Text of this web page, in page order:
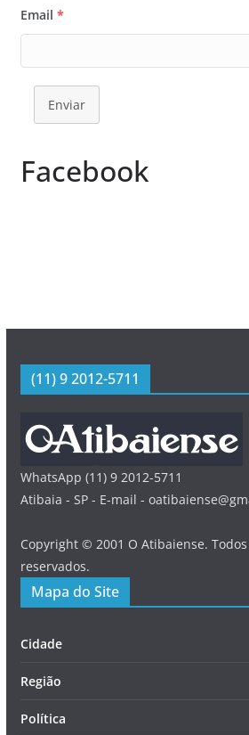
Email *
Enviar
Facebook
(11) 9 2012-5711
WhatsApp (11) 9 2012-5711
Atibaia - SP - E-mail -
Copyright © 2001 O Atibaiense.
reservados.
Mapa do Site
Cidade
Região
Política